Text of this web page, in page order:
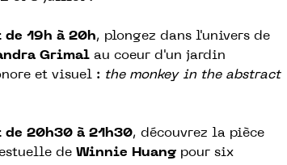
19h à 20h, plongez dans l'univers de
Grimal au coeur d'un jardin
et visuel : the monkey in the abstract
20h30 à 21h30, découvrez la pièce
de Winnie Huang pour six